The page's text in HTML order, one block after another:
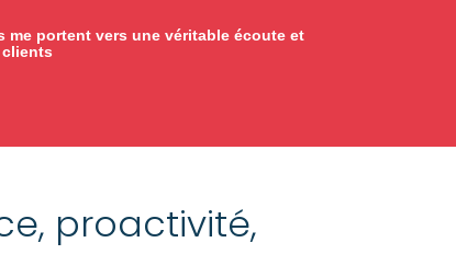
me portent vers une véritable écoute et
proactivité,